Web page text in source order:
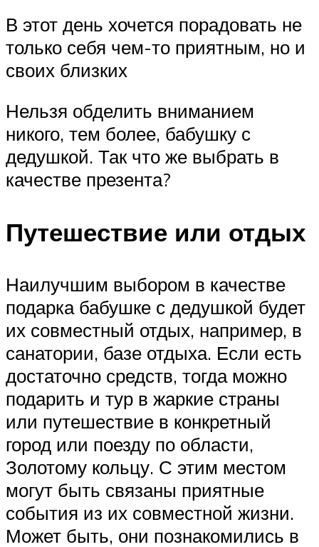
В этот день хочется порадовать не
только себя чем-то приятным, но и
своих близких
Нельзя обделить вниманием
никого, тем более, бабушку с
дедушкой. Так что же выбрать в
качестве презента?
Путешествие или отдых
Наилучшим выбором в качестве
подарка бабушке с дедушкой будет
их совместный отдых, например, в
санатории, базе отдыха. Если есть
достаточно средств, тогда можно
подарить и тур в жаркие страны
или путешествие в конкретный
город или поезду по области,
Золотому кольцу. С этим местом
могут быть связаны приятные
события из их совместной жизни.
Может быть, они познакомились в